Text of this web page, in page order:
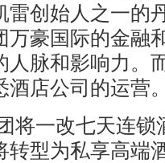
创始人之一的
万豪国际的金融
人脉和影响力。
酒店公司的运营
将一改七天连锁
转型为私享高端